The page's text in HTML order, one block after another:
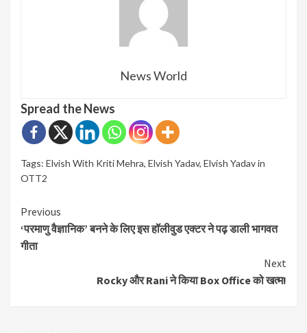
News World
Spread the News
Tags: Elvish With Kriti Mehra, Elvish Yadav, Elvish Yadav in
OTT2
Continue
Reading
Previous
‘परमाणु वैज्ञानिक’ बनने के लिए इस हॉलीवुड एक्टर ने पढ़ डाली भागवत
गीता
Next
Rocky और Rani ने किया Box Office को खत्म!